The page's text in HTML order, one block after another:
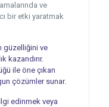
ve
bir etki yaratmak
güzelliğini ve
kazandırır.
ile öne çıkan
çözümler sunar.
edinmek veya